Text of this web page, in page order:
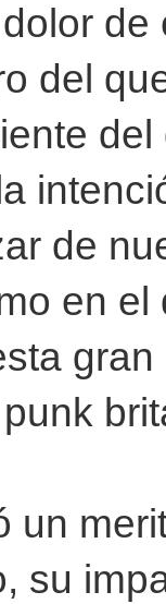
del
de
en
un
su